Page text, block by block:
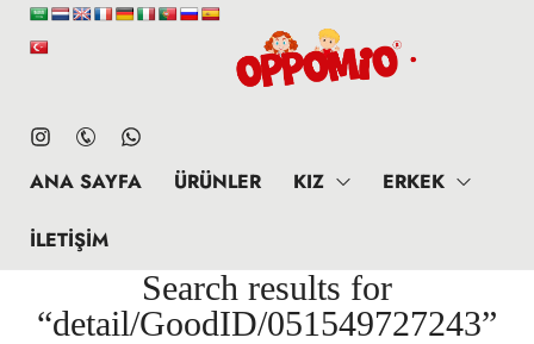
ANA SAYFA ÜRÜNLER KIZ ERKEK
İLETIŞIM
Search results for
“detail/GoodID/051549727243”